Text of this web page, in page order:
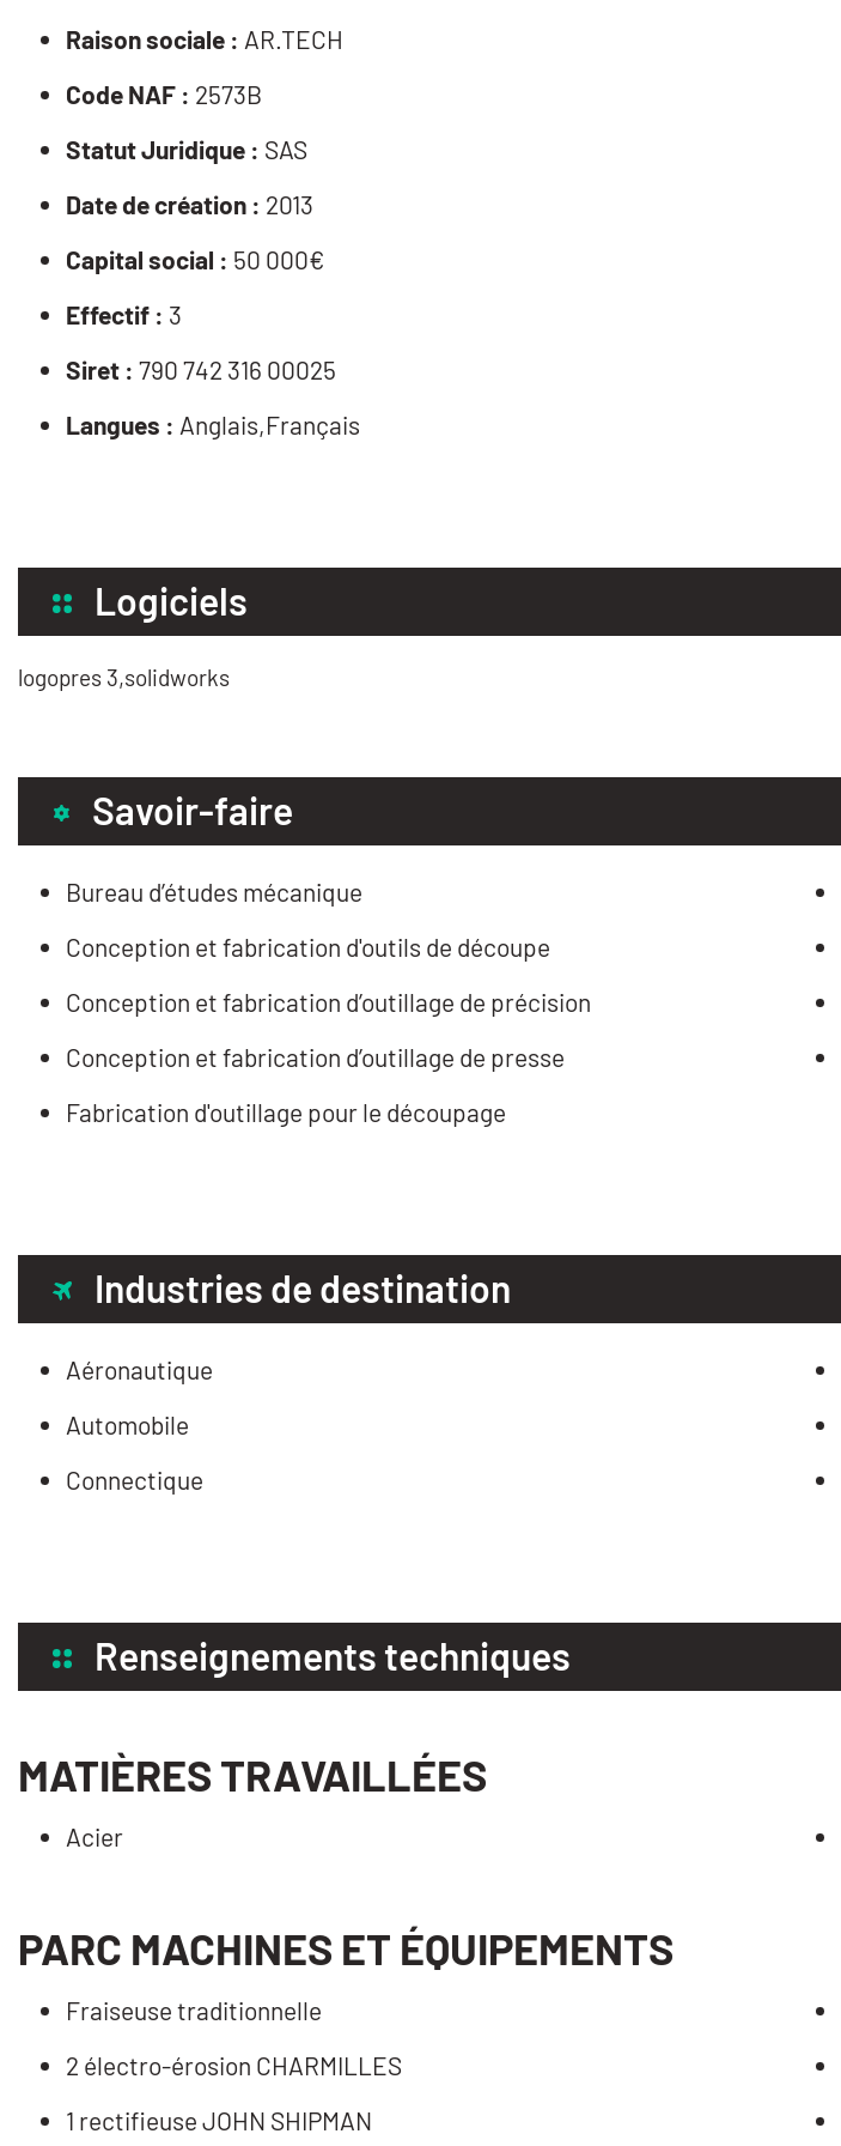
Raison sociale : AR.TECH
Code NAF : 2573B
Statut Juridique : SAS
Date de création : 2013
Capital social : 50 000€
Effectif : 3
Siret : 790 742 316 00025
Langues : Anglais,Français
Logiciels
logopres 3,solidworks
Savoir-faire
Bureau d’études mécanique
Conception et fabrication d'outils de découpe
Conception et fabrication d’outillage de précision
Conception et fabrication d’outillage de presse
Fabrication d'outillage pour le découpage
Industries de destination
Aéronautique
Automobile
Connectique
Renseignements techniques
MATIÈRES TRAVAILLÉES
Acier
PARC MACHINES ET ÉQUIPEMENTS
Fraiseuse traditionnelle
2 électro-érosion CHARMILLES
1 rectifieuse JOHN SHIPMAN